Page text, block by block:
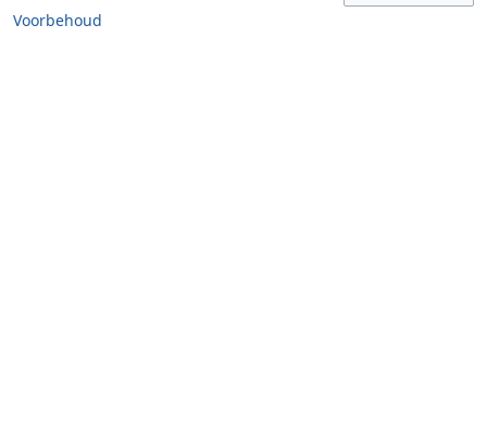
Voorbehoud